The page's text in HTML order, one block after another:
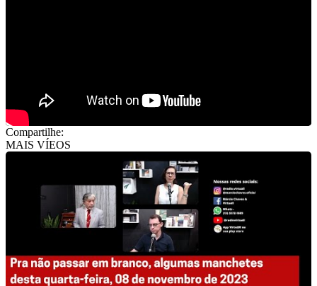
Compartilhe:
MAIS VÍEOS